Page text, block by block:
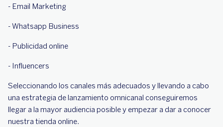
- Email Marketing
- Whatsapp Business
- Publicidad online
- Influencers
Seleccionando los canales más adecuados y llevando a cabo
una estrategia de lanzamiento omnicanal conseguiremos
llegar a la mayor audiencia posible y empezar a dar a conocer
nuestra tienda online.